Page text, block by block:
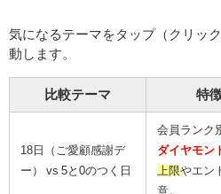
気になるテーマをタップ（クリッ
動します。
比較テーマ 特
18日（ご愛顧感謝デ
ー） vs 5と0のつく日
会員ランク
ダイヤモン
上限やエン
意。